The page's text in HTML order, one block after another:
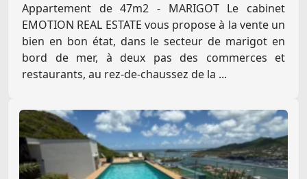
Appartement de 47m2 - MARIGOT Le cabinet
EMOTION REAL ESTATE vous propose à la vente un
bien en bon état, dans le secteur de marigot en
bord de mer, à deux pas des commerces et
restaurants, au rez-de-chaussez de la ...